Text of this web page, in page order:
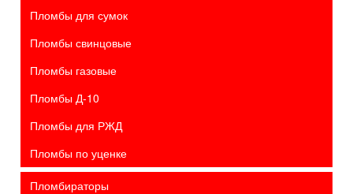
Пломбы для сумок
Пломбы свинцовые
Пломбы газовые
Пломбы Д-10
Пломбы для РЖД
Пломбы по уценке
Пломбираторы